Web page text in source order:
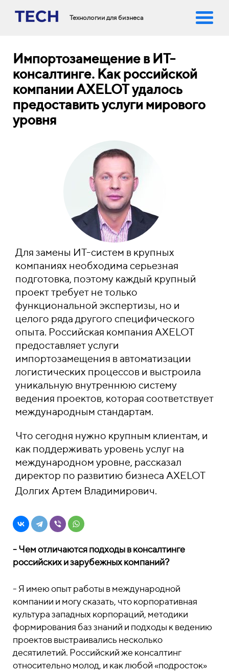
Технологии для бизнеса
Импортозамещение в ИТ-
консалтинге. Как российской
компании AXELOT удалось
предоставить услуги мирового
уровня
Для замены ИТ-систем в крупных
компаниях необходима серьезная
подготовка, поэтому каждый крупный
проект требует не только
функциональной экспертизы, но и
целого ряда другого специфического
опыта. Российская компания AXELOT
предоставляет услуги
импортозамещения в автоматизации
логистических процессов и выстроила
уникальную внутреннюю систему
ведения проектов, которая соответствует
международным стандартам.
Что сегодня нужно крупным клиентам, и
как поддерживать уровень услуг на
международном уровне, рассказал
директор по развитию бизнеса AXELOT
Долгих Артем Владимирович.
- Чем отличаются подходы в консалтинге
российских и зарубежных компаний?
- Я имею опыт работы в международной
компании и могу сказать, что корпоративная
культура западных корпораций, методики
формирования баз знаний и подходы к ведению
проектов выстраивались несколько
десятилетий. Российский же консалтинг
относительно молод, и как любой «подросток»